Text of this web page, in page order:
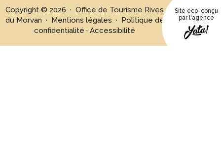
Copyright © 2026 · Office de Tourisme Rives
du Morvan · Mentions légales · Politique de
confidentialité · Accessibilité
Site éco-conçu
par l'agence